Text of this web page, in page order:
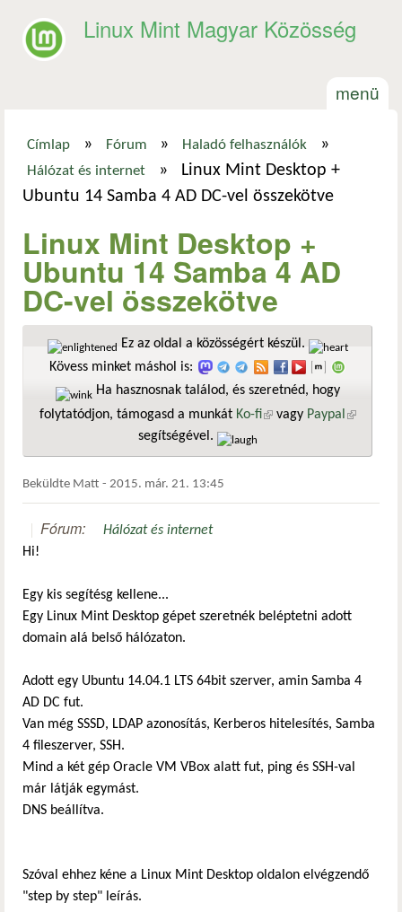
Linux Mint Magyar Közösség
menü
Jelenlegi hely
Címlap » Fórum » Haladó felhasználók »
Hálózat és internet »
Linux Mint Desktop +
Ubuntu 14 Samba 4 AD DC-vel összekötve
Linux Mint Desktop +
Ubuntu 14 Samba 4 AD
DC-vel összekötve
Ez az oldal a közösségért készül.
Kövess minket máshol is:
Ha hasznosnak találod, és szeretnéd, hogy
folytatódjon, támogasd a munkát Ko-fi(külső hivatkozás)
vagy Paypal
segítségével.
Beküldte Matt - 2015. már. 21. 13:45
Fórum:
Hálózat és internet
Hi!
Egy kis segítésg kellene...
Egy Linux Mint Desktop gépet szeretnék beléptetni adott
domain alá belső hálózaton.
Adott egy Ubuntu 14.04.1 LTS 64bit szerver, amin Samba 4
AD DC fut.
Van még SSSD, LDAP azonosítás, Kerberos hitelesítés, Samba
4 fileszerver, SSH.
Mind a két gép Oracle VM VBox alatt fut, ping és SSH-val
már látják egymást.
DNS beállítva.
Szóval ehhez kéne a Linux Mint Desktop oldalon elvégzendő
"step by step" leírás.